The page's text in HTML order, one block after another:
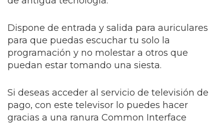
Dispone de entrada y salida para auriculares
para que puedas escuchar tu solo la
programación y no molestar a otros que
puedan estar tomando una siesta.
Si deseas acceder al servicio de televisión de
pago, con este televisor lo puedes hacer
gracias a una ranura Common Interface